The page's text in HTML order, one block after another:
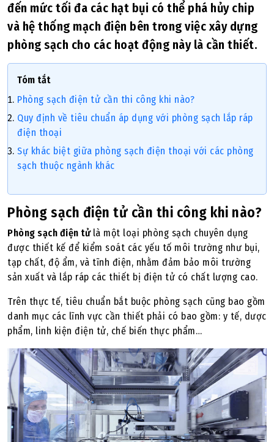
đến mức tối đa các hạt bụi có thể phá hủy chip
và hệ thống mạch điện bên trong việc xây dựng
phòng sạch cho các hoạt động này là cần thiết.
Tóm tắt
Phòng sạch điện tử cần thi công khi nào?
Quy định về tiêu chuẩn áp dụng với phòng sạch lắp ráp
điện thoại
Sự khác biệt giữa phòng sạch điện thoại với các phòng
sạch thuộc ngành khác
Phòng sạch điện tử cần thi công khi nào?
Phòng sạch điện tử là một loại phòng sạch chuyên dụng
được thiết kế để kiểm soát các yếu tố môi trường như bụi,
tạp chất, độ ẩm, và tĩnh điện, nhằm đảm bảo môi trường
sản xuất và lắp ráp các thiết bị điện tử có chất lượng cao.
Trên thực tế, tiêu chuẩn bắt buộc phòng sạch cũng bao gồm
danh mục các lĩnh vực cần thiết phải có bao gồm: y tế, dược
phẩm, linh kiện điện tử, chế biến thực phẩm…